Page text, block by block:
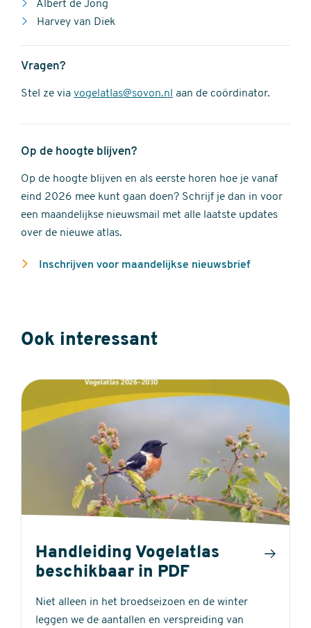
Albert de Jong
Harvey van Diek
Vragen?
Stel ze via vogelatlas@sovon.nl aan de coördinator.
Op de hoogte blijven?
Op de hoogte blijven en als eerste horen hoe je vanaf
eind 2026 mee kunt gaan doen? Schrijf je dan in voor
een maandelijkse nieuwsmail met alle laatste updates
over de nieuwe atlas.
Inschrijven voor maandelijkse nieuwsbrief
Ook interessant
Handleiding Vogelatlas
beschikbaar in PDF
Niet alleen in het broedseizoen en de winter
leggen we de aantallen en verspreiding van